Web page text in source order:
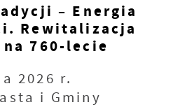
– Energia
Rewitalizacja
na 760-lecie
2026 r.
i Gminy